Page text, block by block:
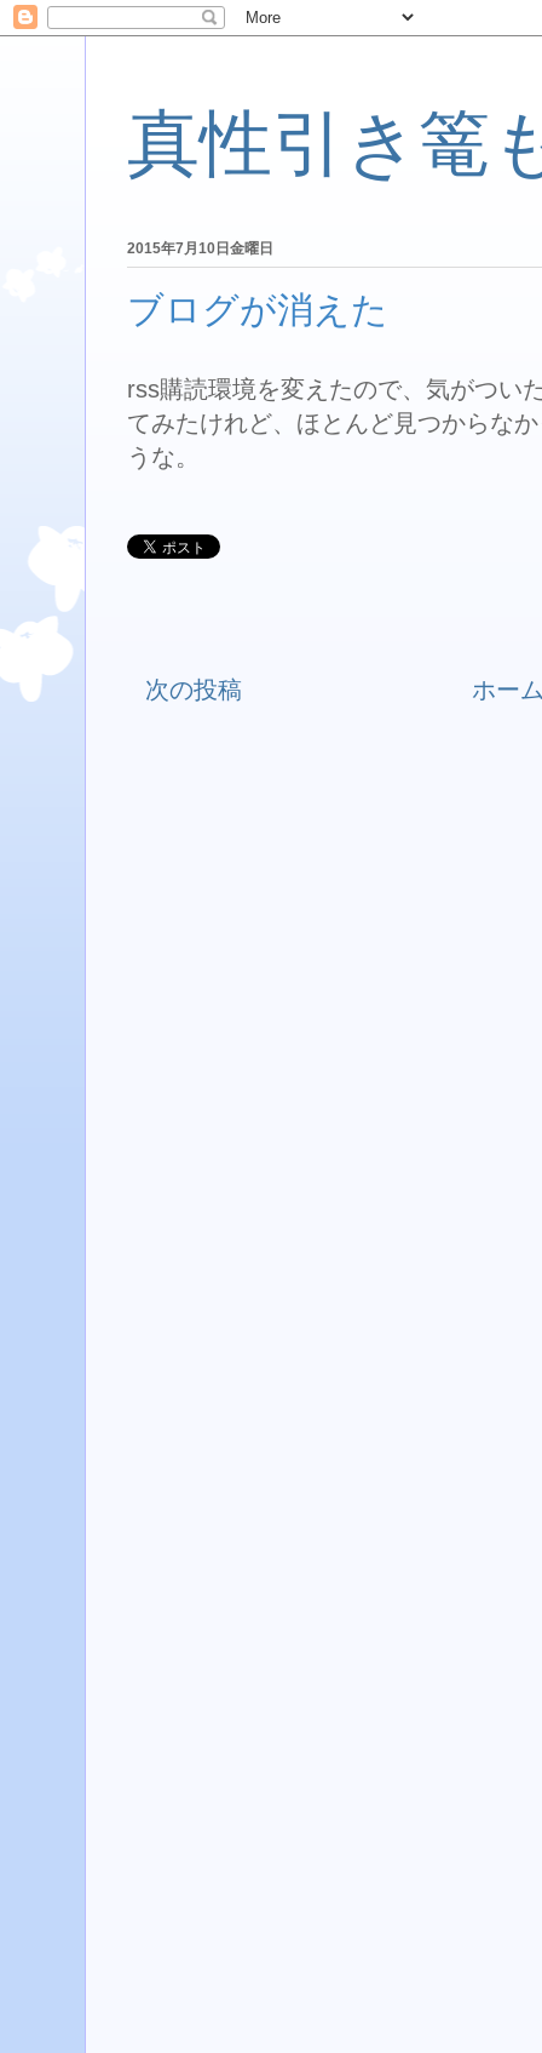
真性引き篭
2015年7月10日金曜日
ブログが消えた
rss購読環境を変えたので、気がつい
てみたけれど、ほとんど見つからな
うな。
次の投稿 ホー